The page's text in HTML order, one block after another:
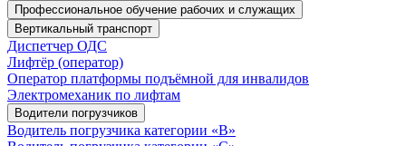
Профессиональное обучение рабочих и служащих
Вертикальный транспорт
Диспетчер ОДС
Лифтёр (оператор)
Оператор платформы подъёмной для инвалидов
Электромеханик по лифтам
Водители погрузчиков
Водитель погрузчика категории «B»